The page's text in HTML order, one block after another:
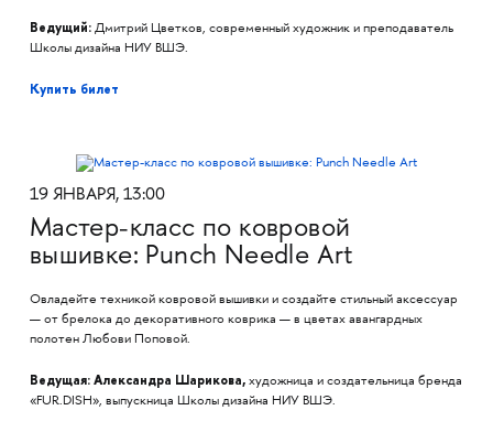
Ведущий:Дмитрий Цветков, современный художник и преподаватель
Школы дизайна НИУ ВШЭ.
Купить билет
19 ЯНВАРЯ, 13:00
Мастер-класс по ковровой
вышивке: Punch Needle Art
Овладейте техникой ковровой вышивки и создайте стильный аксессуар
— от брелока до декоративного коврика — в цветах авангардных
полотен Любови Поповой.
Ведущая: Александра Шарикова, художница и создательница бренда
«FUR.DISH», выпускница Школы дизайна НИУ ВШЭ.